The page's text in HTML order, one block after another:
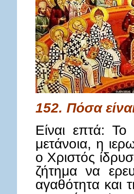
152. Πόσα
Είναι επτά:
μετάνοια, η
ο Χριστός
ζήτημα να
αγαθότητα και